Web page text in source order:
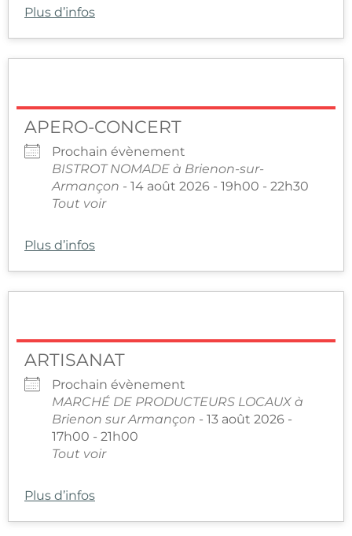
Plus d’infos
APERO-CONCERT
Prochain évènement
BISTROT NOMADE à Brienon-sur-
Armançon - 14 août 2026 - 19h00 - 22h30
Tout voir
Plus d’infos
ARTISANAT
Prochain évènement
MARCHÉ DE PRODUCTEURS LOCAUX à
Brienon sur Armançon - 13 août 2026 -
17h00 - 21h00
Tout voir
Plus d’infos